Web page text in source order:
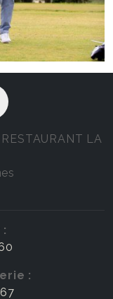
LA
: